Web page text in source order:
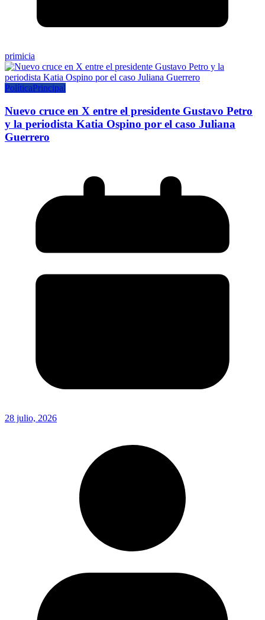
primicia
PolíticaPrincipal
Nuevo cruce en X entre el presidente Gustavo Petro
y la periodista Katia Ospino por el caso Juliana
Guerrero
28 julio, 2026